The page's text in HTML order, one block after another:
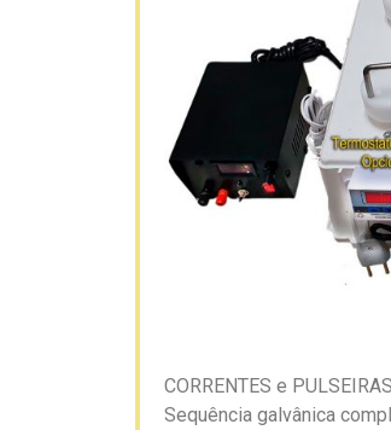
CORRENTES e
Sequência galvânica